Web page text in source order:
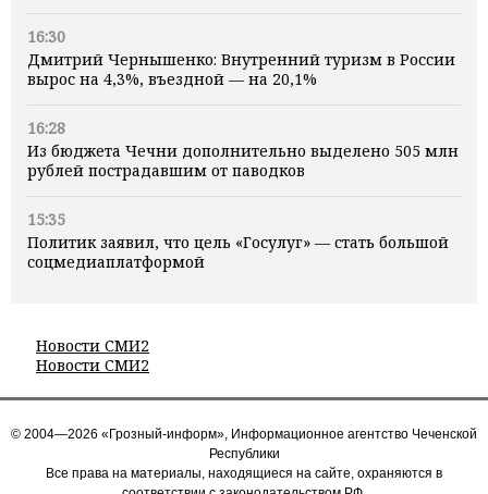
16:30
Дмитрий Чернышенко: Внутренний туризм в России
вырос на 4,3%, въездной — на 20,1%
16:28
Из бюджета Чечни дополнительно выделено 505 млн
рублей пострадавшим от паводков
15:35
Политик заявил, что цель «Госулуг» — стать большой
соцмедиаплатформой
Новости СМИ2
Новости СМИ2
© 2004—2026 «Грозный-информ», Информационное агентство Чеченской
Республики
Все права на материалы, находящиеся на сайте, охраняются в